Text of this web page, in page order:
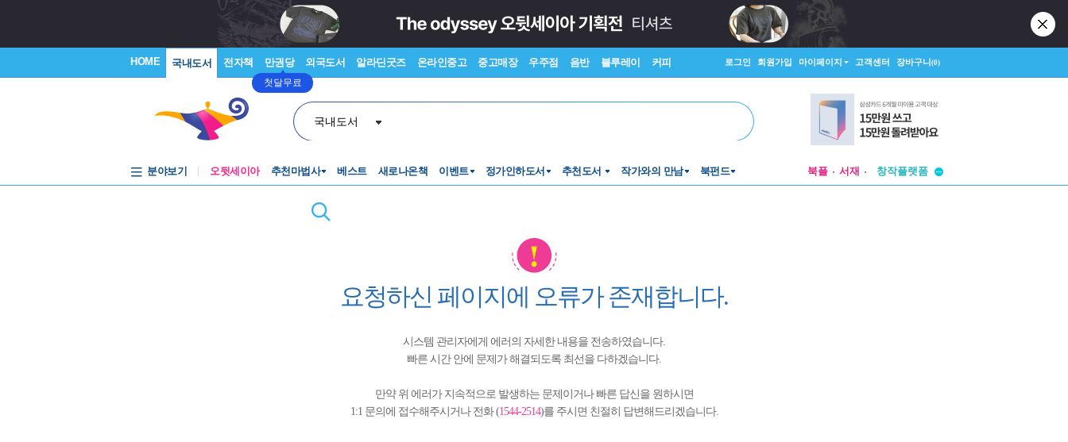
HOME 국내도서 전자책 만권당
첫달무료
외국도서 알라딘굿즈 온라인중고 중고매장 우주점 음반 블루레이 커피 로그인 회원가입 마이페이지 고객센터 장바구니(0)
국내도서
분야보기 오뒷세이아 추천마법사 베스트 새로나온책 이벤트 정가인하도서 추천도서 작가와의 만남 북펀드 북플 서재
창작플랫폼
요청하신 페이지에 오류가 존재합니다.
시스템 관리자에게 에러의 자세한 내용을 전송하였습니다.
빠른 시간 안에 문제가 해결되도록 최선을 다하겠습니다.
만약 위 에러가 지속적으로 발생하는 문제이거나 빠른 답신을 원하시면
1:1 문의에 접수해주시거나 전화 (1544-2514)를 주시면 친절히 답변해드리겠습니다.